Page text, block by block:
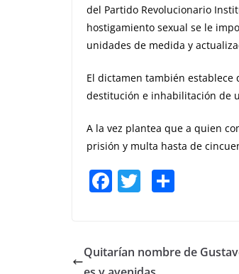
del Partido Revolucionario
hostigamiento sexual se le
unidades de medida y
El dictamen también
destitución e inhabilitación de
A la vez plantea que a quien
prisión y multa hasta de
F
e
T
er e
Quitarían nombre de